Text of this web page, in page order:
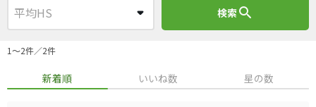
検索search
1〜2件／2件
新着順 いいね数 星の数